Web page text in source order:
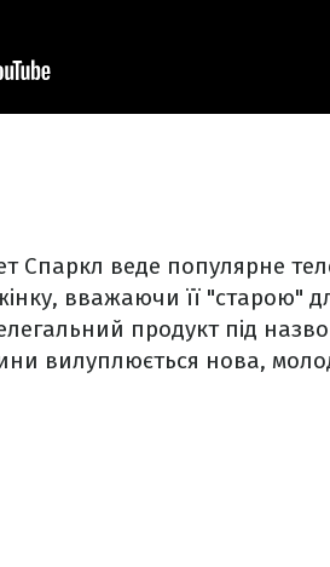
Спаркл веде популярне
вважаючи її "старою"
продукт під
вилуплюється нова,